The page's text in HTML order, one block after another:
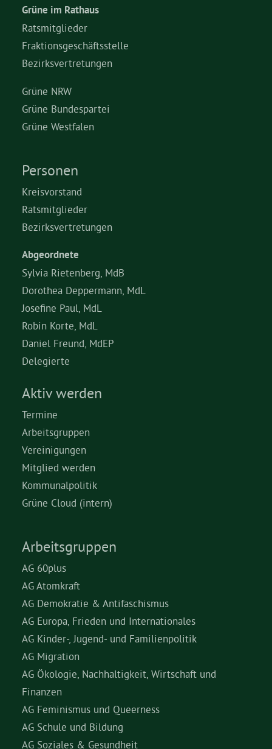
Grüne im Rathaus
Ratsmitglieder
Fraktionsgeschäftsstelle
Bezirksvertretungen
Grüne NRW
Grüne Bundespartei
Grüne Westfalen
Personen
Kreisvorstand
Ratsmitglieder
Bezirksvertretungen
Abgeordnete
Sylvia Rietenberg, MdB
Dorothea Deppermann, MdL
Josefine Paul, MdL
Robin Korte, MdL
Daniel Freund, MdEP
Delegierte
Aktiv werden
Termine
Arbeitsgruppen
Vereinigungen
Mitglied werden
Kommunalpolitik
Grüne Cloud (intern)
Arbeitsgruppen
AG 60plus
AG Atomkraft
AG Demokratie & Antifaschismus
AG Europa, Frieden und Internationales
AG Kinder-, Jugend- und Familienpolitik
AG Migration
AG Ökologie, Nachhaltigkeit, Wirtschaft und
Finanzen
AG Feminismus und Queerness
AG Schule und Bildung
AG Soziales & Gesundheit